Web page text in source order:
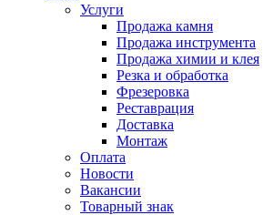
Услуги
Продажа камня
Продажа инструмента
Продажа химии и клея
Резка и обработка
Фрезеровка
Реставрация
Доставка
Монтаж
Оплата
Новости
Вакансии
Товарный знак